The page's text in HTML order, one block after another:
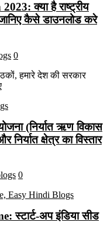
क्या है राष्ट्रीय
कैसे डाउनलोड करे
0
हमारे देश की सरकार
(निर्यात ऋण विकास
क्षेत्र का विस्तार
0
स्टार्ट-अप इंडिया सीड